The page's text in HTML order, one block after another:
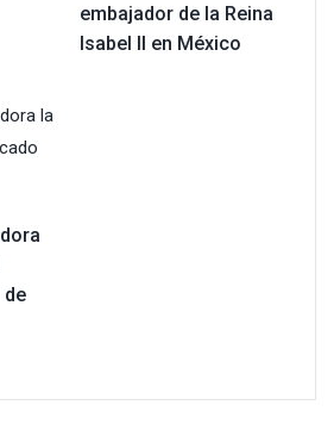
embajador de la Reina
Isabel II en México
de